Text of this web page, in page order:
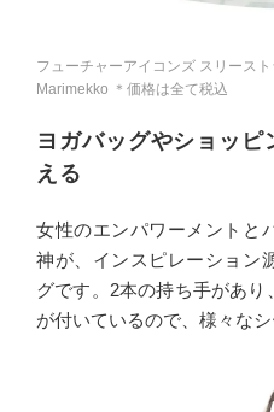
フューチャーアイコンズ スリース
Marimekko ＊価格は全て税込
ヨガバッグやショッ
える
女性のエンパワーメントと
神が、インスピレーション
グです。2本の持ち手があ
が付いているので、様々なシ